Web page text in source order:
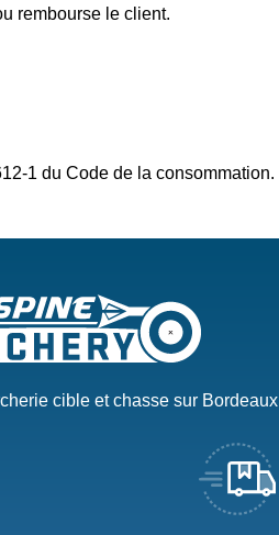
rembourse le client.
1 du Code de la consommation.
cible et chasse sur Bordeaux